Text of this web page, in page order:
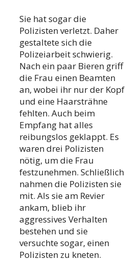
Sie hat sogar die
Polizisten verletzt. Daher
gestaltete sich die
Polizeiarbeit schwierig.
Nach ein paar Bieren griff
die Frau einen Beamten
an, wobei ihr nur der Kopf
und eine Haarsträhne
fehlten. Auch beim
Empfang hat alles
reibungslos geklappt. Es
waren drei Polizisten
nötig, um die Frau
festzunehmen. Schließlich
nahmen die Polizisten sie
mit. Als sie am Revier
ankam, blieb ihr
aggressives Verhalten
bestehen und sie
versuchte sogar, einen
Polizisten zu kneten.